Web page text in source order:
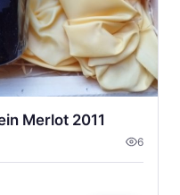
Merlot 2011
6